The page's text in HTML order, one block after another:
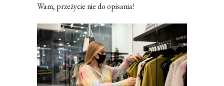
Wam, przeżycie nie do opisania!